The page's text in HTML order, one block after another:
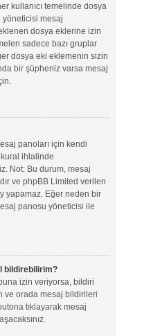
kullanıcı temelinde dosya
yöneticisi mesaj
dosya eklerine izin
sadece bazı gruplar
dosya eki eklemenin sizin
bir şüpheniz varsa mesaj
panoları için kendi
kural ihlalinde
Not: Bu durum, mesaj
ve phpBB Limited verilen
yapamaz. Eğer neden bir
panosu yöneticisi ile
bildirebilirim?
izin veriyorsa, bildiri
ve orada mesaj bildirileri
tıklayarak mesaj